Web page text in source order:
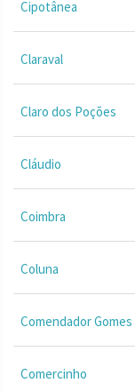
Cipotânea
Claraval
Claro dos Poções
Cláudio
Coimbra
Coluna
Comendador Gomes
Comercinho